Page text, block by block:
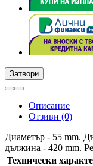
Затвори
Описание
Отзиви (0)
Диаметър - 55 mm.
дължина - 420 mm.
Технически